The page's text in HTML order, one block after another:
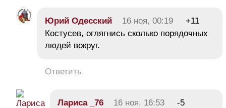
Юрий Одесский 16 ноя, 00:19
+11
Костусев, оглягнись сколько порядочных
людей вокруг.
Ответить
Лариса _76 16 ноя, 16:53
-5